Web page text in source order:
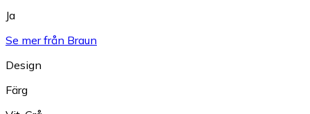
Ja
Se mer från Braun
Design
Färg